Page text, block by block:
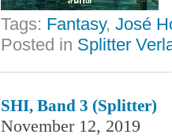
Tags: Fantasy, José
Posted in Splitter
SHI, Band 3 (Splitter)
November 12, 2019